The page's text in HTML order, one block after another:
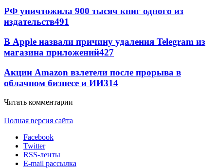
РФ уничтожила 900 тысяч книг одного из
издательств491
В Apple назвали причину удаления Telegram из
магазина приложений427
Акции Amazon взлетели после прорыва в
облачном бизнесе и ИИ314
Читать комментарии
Полная версия сайта
Facebook
Twitter
RSS-ленты
E-mail рассылка